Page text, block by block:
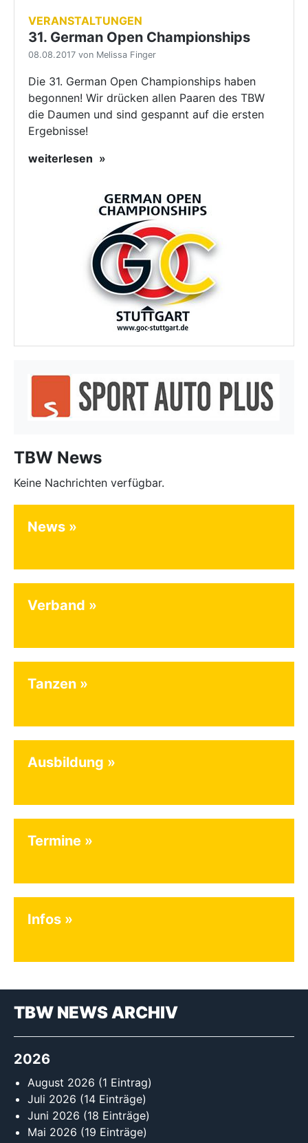
VERANSTALTUNGEN
31. German Open Championships
08.08.2017 von Melissa Finger
Die 31. German Open Championships haben
begonnen! Wir drücken allen Paaren des TBW
die Daumen und sind gespannt auf die ersten
Ergebnisse!
weiterlesen
TBW News
Keine Nachrichten verfügbar.
News
Verband
Tanzen
Ausbildung
Termine
Infos
TBW NEWS ARCHIV
2026
August 2026 (1 Eintrag)
Juli 2026 (14 Einträge)
Juni 2026 (18 Einträge)
Mai 2026 (19 Einträge)